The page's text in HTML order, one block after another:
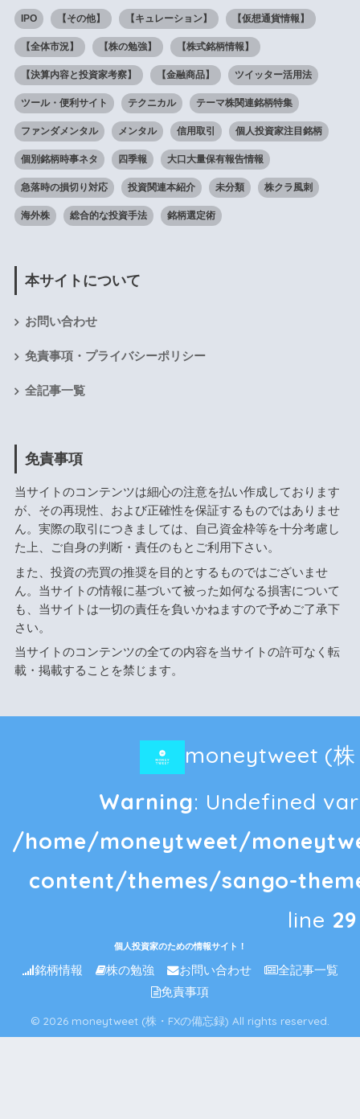
IPO 【その他】 【キュレーション】 【仮想通貨情報】
【全体市況】 【株の勉強】 【株式銘柄情報】
【決算内容と投資家考察】 【金融商品】 ツイッター活用法
ツール・便利サイト テクニカル テーマ株関連銘柄特集
ファンダメンタル メンタル 信用取引 個人投資家注目銘柄
個別銘柄時事ネタ 四季報 大口大量保有報告情報
急落時の損切り対応 投資関連本紹介 未分類 株クラ風刺
海外株 総合的な投資手法 銘柄選定術
本サイトについて
お問い合わせ
免責事項・プライバシーポリシー
全記事一覧
免責事項
当サイトのコンテンツは細心の注意を払い作成しております
が、その再現性、および正確性を保証するものではありませ
ん。実際の取引につきましては、自己資金枠等を十分考慮し
た上、ご自身の判断・責任のもとご利用下さい。
また、投資の売買の推奨を目的とするものではございませ
ん。当サイトの情報に基づいて被った如何なる損害について
も、当サイトは一切の責任を負いかねますので予めご了承下
さい。
当サイトのコンテンツの全ての内容を当サイトの許可なく転
載・掲載することを禁じます。
moneytweet (株
Warning: Undefined
/home/moneytweet/
content/themes/sango-
line 29
個人投資家のための情報サイト！
銘柄情報 株の勉強 お問い合わせ
全記事一覧
免責事項
© 2026 moneytweet (株・FXの備忘録) All rights reserved.